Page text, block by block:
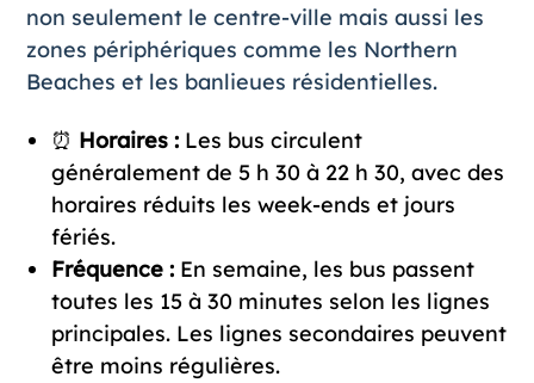
non seulement le centre-ville mais aussi les
zones périphériques comme les Northern
Beaches et les banlieues résidentielles.
⏰ Horaires :Les bus circulent
généralement de 5 h 30 à 22 h 30, avec des
horaires réduits les week-ends et jours
fériés.
Fréquence :En semaine, les bus passent
toutes les 15 à 30 minutes selon les lignes
principales. Les lignes secondaires peuvent
être moins régulières.